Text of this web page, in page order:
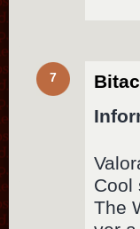
7
Cool
The